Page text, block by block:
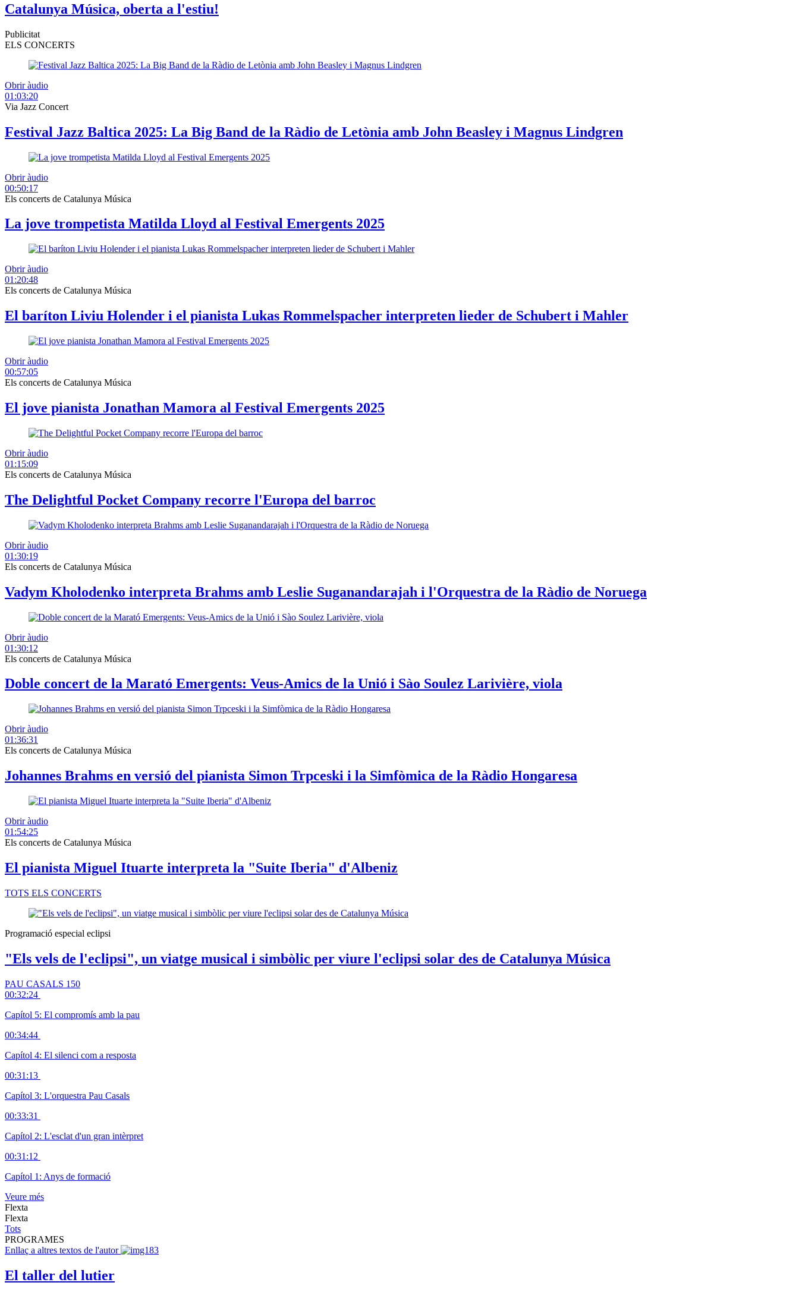
Catalunya Música, oberta a l'estiu!
Publicitat
ELS CONCERTS
Obrir àudio
01:03:20
Via Jazz Concert
Festival Jazz Baltica 2025: La Big Band de la Ràdio de Letònia amb John Beasley i Magnus Lindgren
Obrir àudio
00:50:17
Els concerts de Catalunya Música
La jove trompetista Matilda Lloyd al Festival Emergents 2025
Obrir àudio
01:20:48
Els concerts de Catalunya Música
El baríton Liviu Holender i el pianista Lukas Rommelspacher interpreten lieder de Schubert i Mahler
Obrir àudio
00:57:05
Els concerts de Catalunya Música
El jove pianista Jonathan Mamora al Festival Emergents 2025
Obrir àudio
01:15:09
Els concerts de Catalunya Música
The Delightful Pocket Company recorre l'Europa del barroc
Obrir àudio
01:30:19
Els concerts de Catalunya Música
Vadym Kholodenko interpreta Brahms amb Leslie Suganandarajah i l'Orquestra de la Ràdio de Noruega
Obrir àudio
01:30:12
Els concerts de Catalunya Música
Doble concert de la Marató Emergents: Veus-Amics de la Unió i Sào Soulez Larivière, viola
Obrir àudio
01:36:31
Els concerts de Catalunya Música
Johannes Brahms en versió del pianista Simon Trpceski i la Simfòmica de la Ràdio Hongaresa
Obrir àudio
01:54:25
Els concerts de Catalunya Música
El pianista Miguel Ituarte interpreta la "Suite Iberia" d'Albeniz
TOTS ELS CONCERTS
Programació especial eclipsi
"Els vels de l'eclipsi", un viatge musical i simbòlic per viure l'eclipsi solar des de Catalunya Música
PAU CASALS 150
00:32:24
Capítol 5: El compromís amb la pau
00:34:44
Capítol 4: El silenci com a resposta
00:31:13
Capítol 3: L'orquestra Pau Casals
00:33:31
Capítol 2: L'esclat d'un gran intèrpret
00:31:12
Capítol 1: Anys de formació
Veure més
Flexta
Flexta
Tots
PROGRAMES
Enllaç a altres textos de l'autor
El taller del lutier